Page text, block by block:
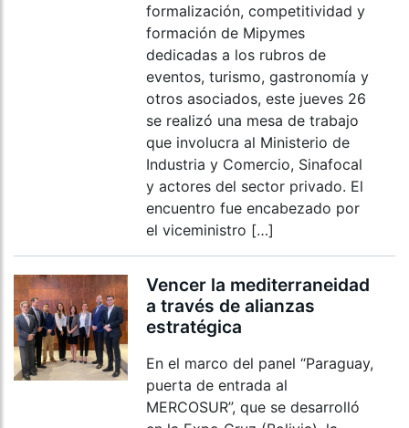
formalización, competitividad y
formación de Mipymes
dedicadas a los rubros de
eventos, turismo, gastronomía y
otros asociados, este jueves 26
se realizó una mesa de trabajo
que involucra al Ministerio de
Industria y Comercio, Sinafocal
y actores del sector privado. El
encuentro fue encabezado por
el viceministro […]
Vencer la mediterraneidad
a través de alianzas
estratégica
En el marco del panel “Paraguay,
puerta de entrada al
MERCOSUR”, que se desarrolló